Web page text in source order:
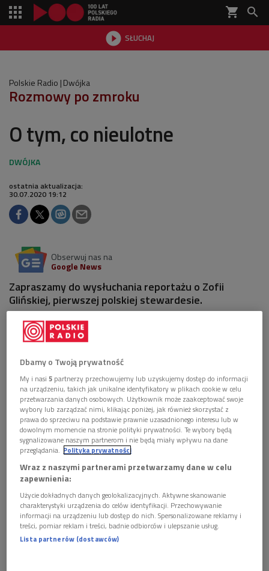
shopping_cart 
 SŁUCHAJ

Polskie Radio Dwójka
Rozmowy po zmroku
O tym, co nieulotne
ostatnia aktualizacja:
30.07.2020 19:12
Obserwuj nas na
Google News
Zapraszamy do wysłuchania reportażu o Zofii
Glińskiej, pierwszej polskiej stewardesie.
Zdjęcie ilustracyjne Foto: Pixabay
POSŁUCHAJ
O tym, co nieulotne (Spotkania po zmroku/Dwójka)
Dbamy o Twoją prywatność
My i nasi5 partnerzy przechowujemy lub uzyskujemy dostęp do informacji
na urządzeniu, takich jak unikalne identyfikatory w plikach cookie w celu
przetwarzania danych osobowych. Użytkownik może zaakceptować swoje
wybory lub zarządzać nimi, klikając poniżej, jak również skorzystać z
prawa do sprzeciwu na podstawie prawnie uzasadnionego interesu lub w
dowolnym momencie na stronie polityki prywatności. Te wybory będą
sygnalizowane naszym partnerom i nie będą miały wpływu na dane
przeglądania. Polityka prywatności
Wraz z naszymi partnerami przetwarzamy dane w celu
zapewnienia:
Użycie dokładnych danych geolokalizacyjnych. Aktywne skanowanie
charakterystyki urządzenia do celów identyfikacji. Przechowywanie
informacji na urządzeniu lub dostęp do nich. Spersonalizowane reklamy i
treści, pomiar reklam i treści, badnie odbiorców i ulepszanie usług.
Lista partnerów (dostawców)